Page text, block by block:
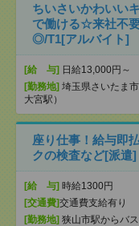
ちいさいかわいい
で働ける☆来社不
◎/T1[アルバイト]
[給 与] 日給13,000円～
[勤務地] 埼玉県さいたま
大宮駅）
座り仕事！給与即
クの検査など[派遣]
[給 与] 時給1300円
[交通費]交通費支給有り
[勤務地] 狭山市駅からバ